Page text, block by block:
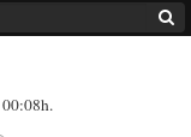
00:08h.